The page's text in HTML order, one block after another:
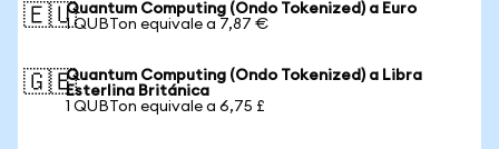
🇪🇺Quantum Computing (Ondo Tokenized) a Euro
1 QUBTon equivale a 7,87 €
🇬🇧Quantum Computing (Ondo Tokenized) a Libra
Esterlina Británica
1 QUBTon equivale a 6,75 £